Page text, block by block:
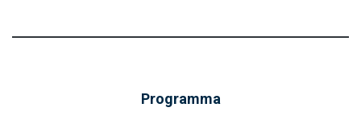
Programma